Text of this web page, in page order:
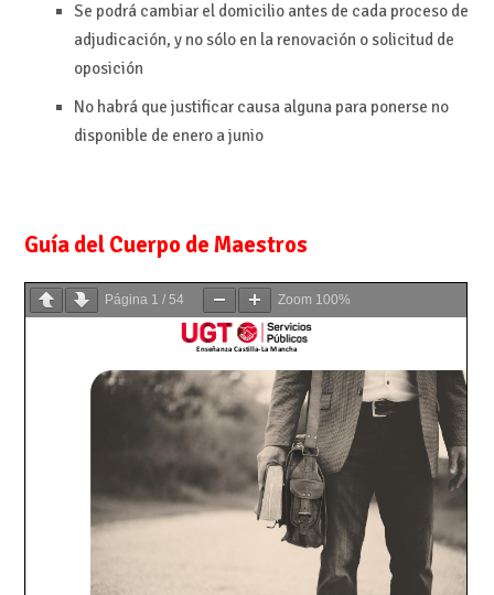
Se podrá cambiar el domicilio antes de cada proceso de
adjudicación, y no sólo en la renovación o solicitud de
oposición
No habrá que justificar causa alguna para ponerse no
disponible de enero a junio
Guía del Cuerpo de Maestros
Página 1 / 54 Zoom 100%